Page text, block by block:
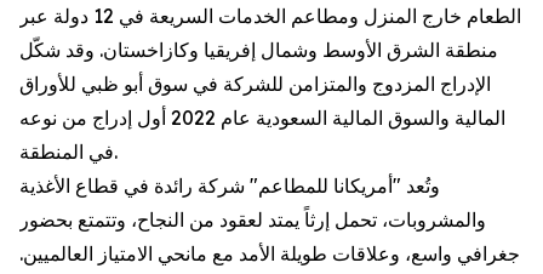
الطعام خارج المنزل ومطاعم الخدمات السريعة في 12 دولة عبر
منطقة الشرق الأوسط وشمال إفريقيا وكازاخستان. وقد شكّل
الإدراج المزدوج والمتزامن للشركة في سوق أبو ظبي للأوراق
المالية والسوق المالية السعودية عام 2022 أول إدراج من نوعه
في المنطقة.
وتُعد "أمريكانا للمطاعم" شركة رائدة في قطاع الأغذية
والمشروبات، تحمل إرثاً يمتد لعقود من النجاح، وتتمتع بحضور
جغرافي واسع، وعلاقات طويلة الأمد مع مانحي الامتياز العالميين.